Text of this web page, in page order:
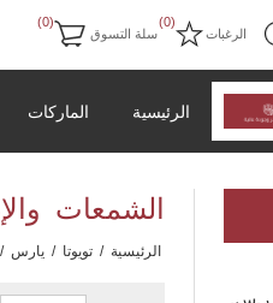
الرغبات
(0)
سلة التسوق
(0)
الرئيسية الماركات
الشمعات
الرئيسية / تويوتا / يارس /